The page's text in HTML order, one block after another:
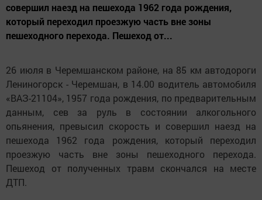
совершил наезд на пешехода 1962 года рождения,
который переходил проезжую часть вне зоны
пешеходного перехода. Пешеход от...
26 июля в Черемшанском районе, на 85 км автодороги
Лениногорск - Черемшан, в 14.00 водитель автомобиля
«ВАЗ-21104», 1957 года рождения, по предварительным
данным, сев за руль в состоянии алкогольного
опьянения, превысил скорость и совершил наезд на
пешехода 1962 года рождения, который переходил
проезжую часть вне зоны пешеходного перехода.
Пешеход от полученных травм скончался на месте
ДТП.